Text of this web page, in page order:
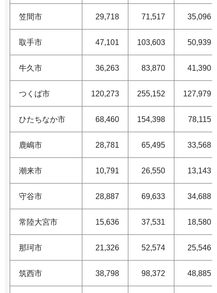
笠間市 29,718 71,517 35,096
取手市 47,101 103,603 50,939
牛久市 36,263 83,870 41,390
つくば市 120,273 255,152 127,979
ひたちなか市 68,460 154,398 78,115
鹿嶋市 28,781 65,495 33,568
潮来市 10,791 26,550 13,143
守谷市 28,887 69,633 34,688
常陸大宮市 15,636 37,531 18,580
那珂市 21,326 52,574 25,546
筑西市 38,798 98,372 48,885